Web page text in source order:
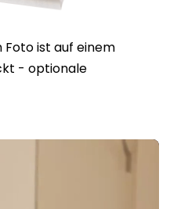
Foto ist auf einem
- optionale